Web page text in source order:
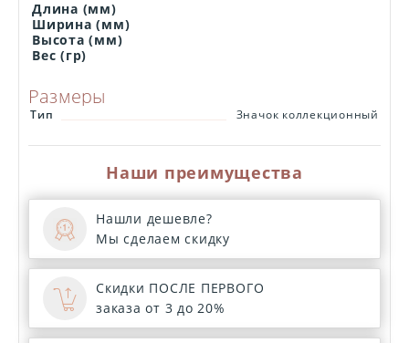
Длина (мм)
Ширина (мм)
Высота (мм)
Вес (гр)
Размеры
Тип Значок коллекционный
Наши преимущества
Нашли дешевле?
Мы сделаем скидку
Скидки ПОСЛЕ ПЕРВОГО
заказа от 3 до 20%